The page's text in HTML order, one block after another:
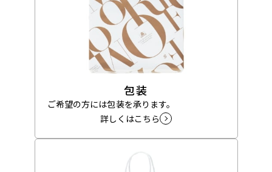
包装
ご希望の方には包装を承ります。
詳しくはこちら